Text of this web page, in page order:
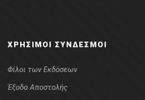
ΧΡΉΣΙΜΟΙ ΣΎΝΔΕΣΜΟΙ
Φίλοι των Εκδόσεων
Έξοδα Αποστολής